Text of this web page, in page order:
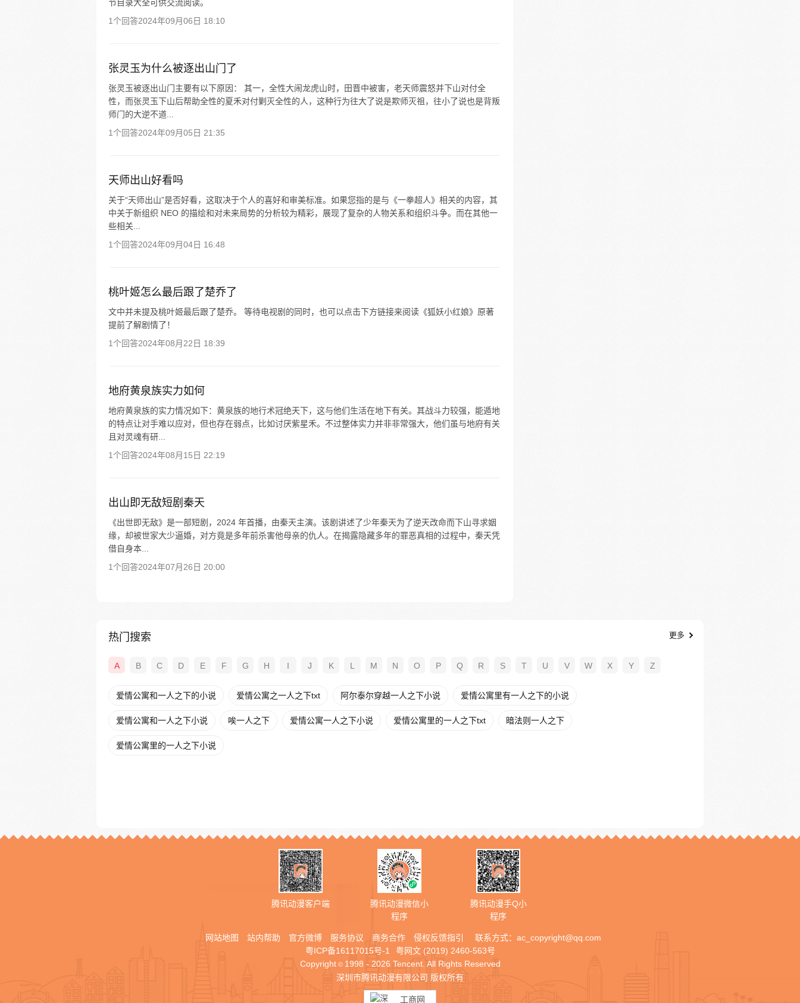
节目录大全可供交流阅读。
1个回答2024年09月06日 18:10
张灵玉为什么被逐出山门了
张灵玉被逐出山门主要有以下原因： 其一，全性大闹龙虎山时，田晋中被害，老天师震怒并下山对付全
性，而张灵玉下山后帮助全性的夏禾对付剿灭全性的人，这种行为往大了说是欺师灭祖，往小了说也是背叛
师门的大逆不道...
1个回答2024年09月05日 21:35
天师出山好看吗
关于“天师出山”是否好看，这取决于个人的喜好和审美标准。如果您指的是与《一拳超人》相关的内容，其
中关于新组织 NEO 的描绘和对未来局势的分析较为精彩，展现了复杂的人物关系和组织斗争。而在其他一
些相关...
1个回答2024年09月04日 16:48
桃叶姬怎么最后跟了楚乔了
文中并未提及桃叶姬最后跟了楚乔。 等待电视剧的同时，也可以点击下方链接来阅读《狐妖小红娘》原著
提前了解剧情了！
1个回答2024年08月22日 18:39
地府黄泉族实力如何
地府黄泉族的实力情况如下：黄泉族的地行术冠绝天下，这与他们生活在地下有关。其战斗力较强，能遁地
的特点让对手难以应对，但也存在弱点，比如讨厌紫星禾。不过整体实力并非非常强大，他们虽与地府有关
且对灵魂有研...
1个回答2024年08月15日 22:19
出山即无敌短剧秦天
《出世即无敌》是一部短剧，2024 年首播，由秦天主演。该剧讲述了少年秦天为了逆天改命而下山寻求姻
缘，却被世家大少逼婚，对方竟是多年前杀害他母亲的仇人。在揭露隐藏多年的罪恶真相的过程中，秦天凭
借自身本...
1个回答2024年07月26日 20:00
热门搜索 更多
A B C D E F G H I J K L M N O P Q R S T U V W X Y Z
爱情公寓和一人之下的小说 爱情公寓之一人之下txt 阿尔泰尔穿越一人之下小说 爱情公寓里有一人之下的小说
爱情公寓和一人之下小说 唉一人之下 爱情公寓一人之下小说 爱情公寓里的一人之下txt 暗法则一人之下
爱情公寓里的一人之下小说
腾讯动漫客户端
腾讯动漫微信小
程序
腾讯动漫手Q小
程序
网站地图 站内帮助 官方微博 服务协议 商务合作 侵权反馈指引 联系方式： ac_copyright@qq.com
粤ICP备16117015号-1
粤网文 (2019) 2460-563号
Copyright © 1998 - 2026 Tencent. All Rights Reserved
深圳市腾讯动漫有限公司 版权所有
工商网